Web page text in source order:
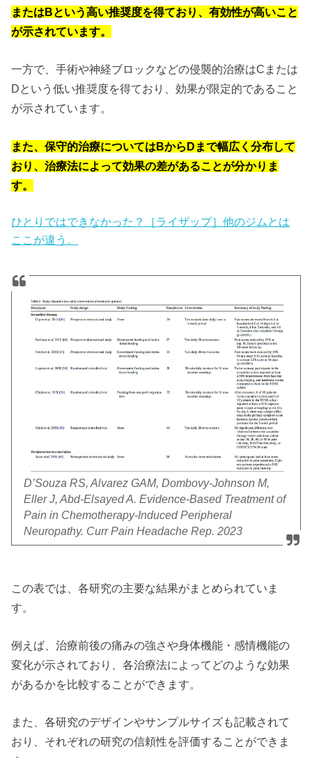
またはBという高い推奨度を得ており、有効性が高いこと
が示されています。
一方で、手術や神経ブロックなどの侵襲的治療はCまたは
Dという低い推奨度を得ており、効果が限定的であること
が示されています。
また、保守的治療についてはBからDまで幅広く分布して
おり、治療法によって効果の差があることが分かりま
す。
ひとりではできなかった？［ライザップ］他のジムとは
ここが違う。
D’Souza RS, Alvarez GAM, Dombovy-Johnson M,
Eller J, Abd-Elsayed A. Evidence-Based Treatment of
Pain in Chemotherapy-Induced Peripheral
Neuropathy. Curr Pain Headache Rep. 2023
この表では、各研究の主要な結果がまとめられていま
す。
例えば、治療前後の痛みの強さや身体機能・感情機能の
変化が示されており、各治療法によってどのような効果
があるかを比較することができます。
また、各研究のデザインやサンプルサイズも記載されて
おり、それぞれの研究の信頼性を評価することができま